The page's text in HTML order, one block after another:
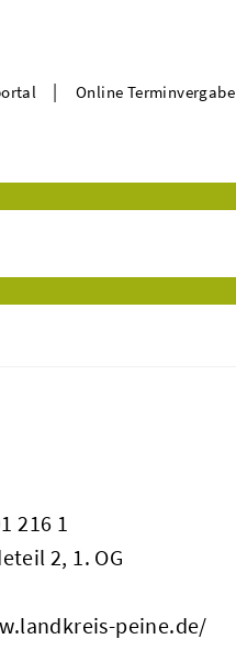
| Online Terminvergabe
216 1
2, 1. OG
peine.de/